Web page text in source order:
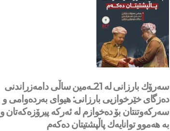
سه‌رۆك بارزانی له‌ 21ـه‌مین ساڵی دامەزراندنی
دەزگای خێرخوازیی بارزانی: هیوای بەردەوامی و
سەركەوتنتان بۆ دەخوازم لە ئەركە پیرۆزەكەتان و
بە هەموو توانایەك پاڵپشتیتان دەكەم